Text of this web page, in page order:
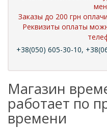
Заказы до 200 грн
Реквизиты оплаты
+38(050) 605-30-10,
Магазин
работает по
времени